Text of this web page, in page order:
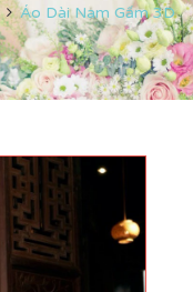
Áo Dài Nam Gấm 3D